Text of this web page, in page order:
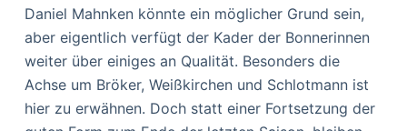
Daniel Mahnken könnte ein möglicher Grund sein,
aber eigentlich verfügt der Kader der Bonnerinnen
weiter über einiges an Qualität. Besonders die
Achse um Bröker, Weißkirchen und Schlotmann ist
hier zu erwähnen. Doch statt einer Fortsetzung der